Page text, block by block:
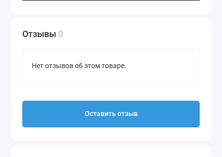
Отзывы 0
Нет отзывов об этом товаре.
Оставить отзыв